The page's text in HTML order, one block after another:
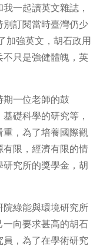
一起讀英文雜誌，
訂閱當時臺灣仍少
加強英文，胡石政用
只是強健體魄，英
期一位老師的鼓
礎科學的研究等，
，為了培養國際觀
限，經濟有限的情
究所的獎學金，胡
綠能與環境研究所
一向要求甚高的胡石
，為了在學術研究